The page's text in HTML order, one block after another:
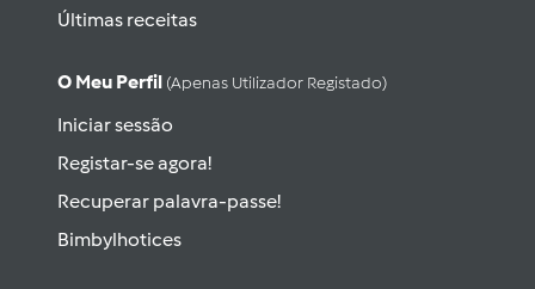
Últimas receitas
O Meu Perfil (apenas Utilizador Registado)
Iniciar sessão
Registar-se agora!
Recuperar palavra-passe!
Bimbylhotices